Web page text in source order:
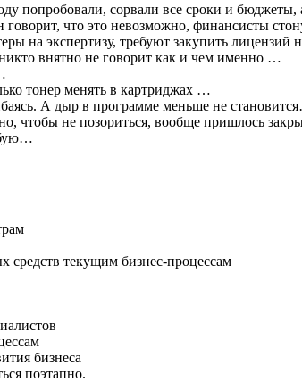
попробовали, сорвали все сроки и бюджеты,
говорит, что это невозможно, финансисты
на экспертизу, требуют закупить лицензий
внятно не говорит как и чем именно …
тонер менять в картриджах …
А дыр в программе меньше не
чтобы не позориться, вообще пришлось
средств текущим бизнес-процессам
бизнеса
поэтапно.